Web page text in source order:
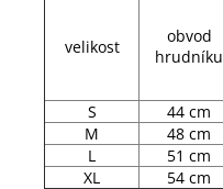
velikost
obvod
hrudníku
S
44 cm
M
48 cm
L
51 cm
XL
54 cm